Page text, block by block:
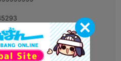
08月07日